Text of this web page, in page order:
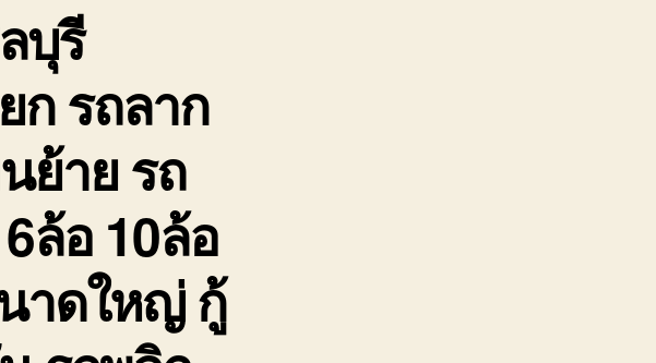
ฉัน
บุรี
ก รถลาก
ย้าย รถ
ล้อ 10ล้อ
าดใหญ่ กู้